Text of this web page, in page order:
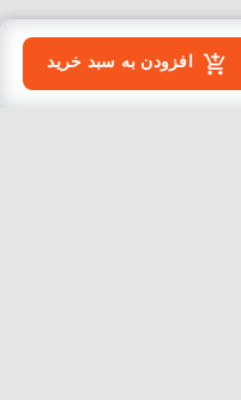
افزودن به سبد خرید